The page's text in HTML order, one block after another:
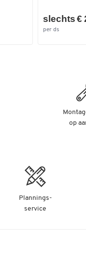
slechts €
per ds
op
Plannings-
service